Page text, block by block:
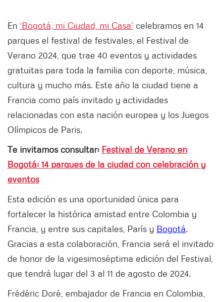
En ‘Bogotá, mi Ciudad, mi Casa’ celebramos en 14
parques el festival de festivales, el Festival de
Verano 2024, que trae 40 eventos y actividades
gratuitas para toda la familia con deporte, música,
cultura y mucho más. Este año la ciudad tiene a
Francia como país invitado y actividades
relacionadas con esta nación europea y los Juegos
Olímpicos de Paris.
Te invitamos consultar: Festival de Verano en
Bogotá: 14 parques de la ciudad con celebración y
eventos
Esta edición es una oportunidad única para
fortalecer la histórica amistad entre Colombia y
Francia, y entre sus capitales, París y Bogotá.
Gracias a esta colaboración, Francia será el invitado
de honor de la vigesimoséptima edición del Festival,
que tendrá lugar del 3 al 11 de agosto de 2024.
Frédéric Doré, embajador de Francia en Colombia,